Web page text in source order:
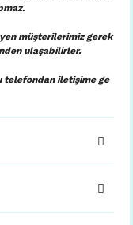
müşterilerimiz gerek
ulaşabilirler.
telefondan iletişime ge